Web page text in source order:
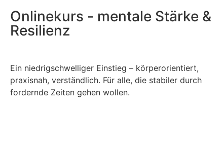
Onlinekurs - mentale Stärke &
Resilienz
Ein niedrigschwelliger Einstieg – körperorientiert,
praxisnah, verständlich. Für alle, die stabiler durch
fordernde Zeiten gehen wollen.